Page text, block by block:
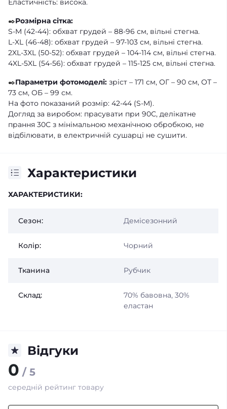
✒️Розмірна сітка:
S-M (42-44): обхват грудей – 88-96 см, вільні стегна.
L-XL (46-48): обхват грудей – 97-103 см, вільні стегна.
2XL-3XL (50-52): обхват грудей – 104-114 см, вільні стегна.
4XL-5XL (54-56): обхват грудей – 115-125 см, вільні стегна.
✒️Параметри фотомоделі: зріст – 171 см, ОГ – 90 см, ОТ –
73 см, ОБ – 99 см.
На фото показаний розмір: 42-44 (S-M).
Догляд за виробом: прасувати при 90С, делікатне
прання 30С з мінімальною механічною обробкою, не
відбілювати, в електричній сушарці не сушити.
Характеристики
ХАРАКТЕРИСТИКИ:
Сезон: Демісезонний
Колір: Чорний
Тканина Рубчик
Склад:
70% бавовна, 30%
еластан
Відгуки
0 / 5
середній рейтинг товару